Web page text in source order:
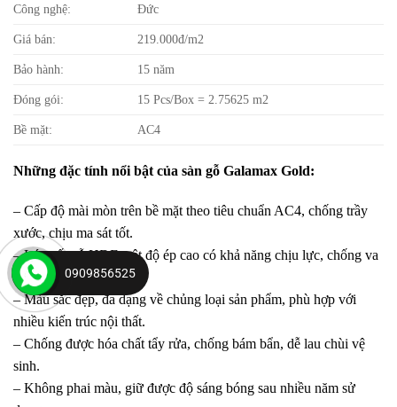
Công nghệ: Đức
Giá bán: 219.000đ/m2
Bảo hành: 15 năm
Đóng gói: 15 Pcs/Box = 2.75625 m2
Bề mặt: AC4
Những đặc tính nổi bật của sàn gỗ Galamax Gold:
– Cấp độ mài mòn trên bề mặt theo tiêu chuẩn AC4, chống trầy
xước, chịu ma sát tốt.
– Lớp cốt gỗ HDF mật độ ép cao có khả năng chịu lực, chống va
đập tốt.
– Màu sắc đẹp, đa dạng về chủng loại sản phẩm, phù hợp với
nhiều kiến trúc nội thất.
– Chống được hóa chất tẩy rửa, chống bám bẩn, dễ lau chùi vệ
sinh.
– Không phai màu, giữ được độ sáng bóng sau nhiều năm sử
0909856525